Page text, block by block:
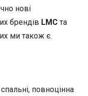
нові
брендів LMC та
ми також є.
повноцінна